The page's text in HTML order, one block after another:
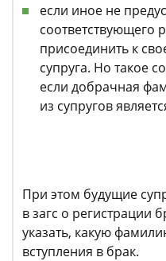
если иное не
соответствующего
присоединить к
супруга. Но такое
если добрачная
из супругов
При этом будущие
в загс о регистрации
указать, какую
вступления в брак.